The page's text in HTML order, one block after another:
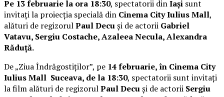
Pe 13 februarie la ora 18:30, spectatorii dinIași sunt
invitați la proiecția specială din Cinema City Iulius Mall,
alături de regizorulPaul Decuși de actorii Gabriel
Vatavu, Sergiu Costache, Azaleea Necula, Alexandra
Răduță.
De „Ziua Îndrăgostiților”, pe 14 februarie, în Cinema City
Iulius Mall Suceava, de la 18:30, spectatorii sunt invitați
la film alături de regizorulPaul Decuși de actorii Sergiu